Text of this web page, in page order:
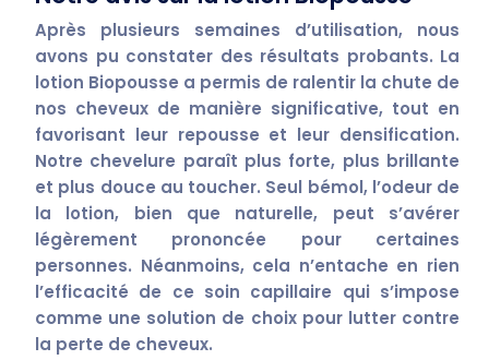
Après plusieurs semaines d’utilisation, nous
avons pu constater des résultats probants. La
lotion Biopousse a permis de ralentir la chute de
nos cheveux de manière significative, tout en
favorisant leur repousse et leur densification.
Notre chevelure paraît plus forte, plus brillante
et plus douce au toucher. Seul bémol, l’odeur de
la lotion, bien que naturelle, peut s’avérer
légèrement prononcée pour certaines
personnes. Néanmoins, cela n’entache en rien
l’efficacité de ce soin capillaire qui s’impose
comme une solution de choixpour lutter contre
la perte de cheveux.